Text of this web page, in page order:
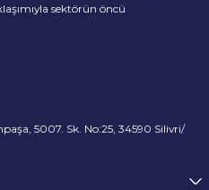
sektörün öncü
5007. Sk. No:25, 34590 Silivri/